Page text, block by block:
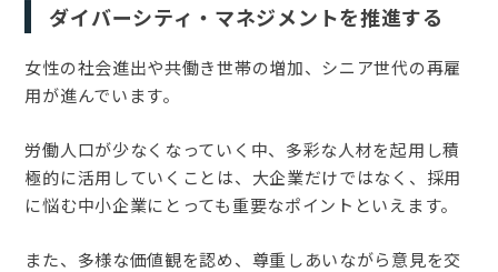
ダイバーシティ・マネジメントを推進する
女性の社会進出や共働き世帯の増加、シニア世代の再雇
用が進んでいます。
労働人口が少なくなっていく中、多彩な人材を起用し積
極的に活用していくことは、大企業だけではなく、採用
に悩む中小企業にとっても重要なポイントといえます。
また、多様な価値観を認め、尊重しあいながら意見を交